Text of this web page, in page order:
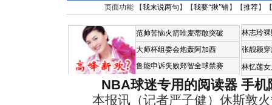
页面功能 【我来说两句 】【我要“揪”错】【推荐】
范帅苦恼火箭唯麦蒂敢突破
大师杯组委会炮轰阿加西
鲁能申诉失败郑智全球禁赛
林志玲
张靓颖
林忆莲
NBA球迷专用的阅读器 手机
本报讯（记者严子健）休斯敦火